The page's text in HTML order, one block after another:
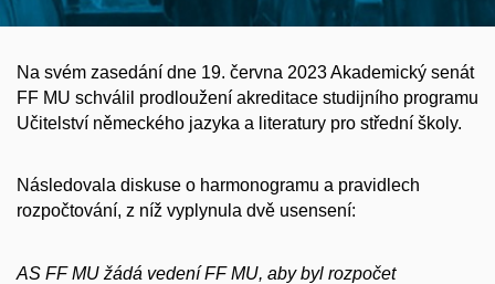
Na svém zasedání dne 19. června 2023 Akademický senát
FF MU schválil prodloužení akreditace studijního programu
Učitelství německého jazyka a literatury pro střední školy.
Následovala diskuse o harmonogramu a pravidlech
rozpočtování, z níž vyplynula dvě usensení:
AS FF MU žádá vedení FF MU, aby byl rozpočet